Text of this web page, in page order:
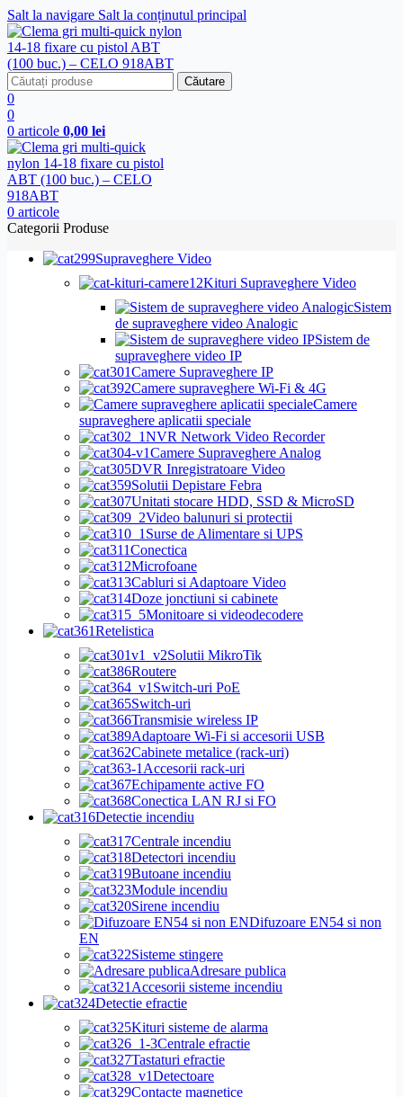
Salt la navigare Salt la conținutul principal
Căutare
0
0
0 articole 0,00 lei
0 articole
Categorii Produse
Supraveghere Video
Kituri Supraveghere Video
Sistem
de supraveghere video Analogic
Sistem de
supraveghere video IP
Camere Supraveghere IP
Camere supraveghere Wi-Fi & 4G
Camere
supraveghere aplicatii speciale
NVR Network Video Recorder
Camere Supraveghere Analog
DVR Inregistratoare Video
Solutii Depistare Febra
Unitati stocare HDD, SSD & MicroSD
Video balunuri si protectii
Surse de Alimentare si UPS
Conectica
Microfoane
Cabluri si Adaptoare Video
Doze jonctiuni si cabinete
Monitoare si videodecodere
Retelistica
Solutii MikroTik
Routere
Switch-uri PoE
Switch-uri
Transmisie wireless IP
Adaptoare Wi-Fi si accesorii USB
Cabinete metalice (rack-uri)
Accesorii rack-uri
Echipamente active FO
Conectica LAN RJ si FO
Detectie incendiu
Centrale incendiu
Detectori incendiu
Butoane incendiu
Module incendiu
Sirene incendiu
Difuzoare EN54 si non
EN
Sisteme stingere
Adresare publica
Accesorii sisteme incendiu
Detectie efractie
Kituri sisteme de alarma
Centrale efractie
Tastaturi efractie
Detectoare
Contacte magnetice